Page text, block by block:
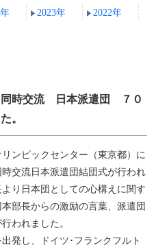
2023年
2022年
同時交流 日本派遣団 ７０
。
ンピックセンター（東京都）に
交流日本派遣団結団式が行われ
り日本団としての心構えに関す
部長からの激励の言葉、派遣団
われました。
発し、ドイツ･フランクフルト